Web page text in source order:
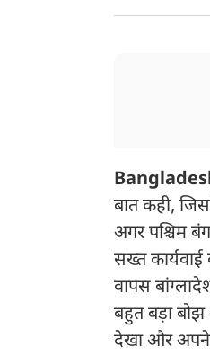
बात कही,
अगर पश्चिम
सख्त
वापस
बहुत बड़ा
देखा और अपने